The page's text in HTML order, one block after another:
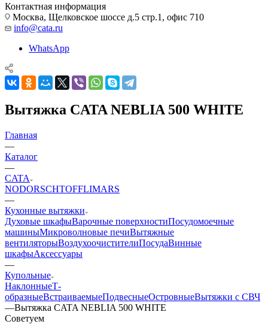
Контактная информация
Москва, Щелковское шоссе д.5 стр.1, офис 710
info@cata.ru
WhatsApp
Вытяжка CATA NEBLIA 500 WHITE
Главная
—
Каталог
—
CATA
NODORSCHTOFFLIMARS
—
Кухонные вытяжки
Духовые шкафыВарочные поверхностиПосудомоечные
машиныМикроволновые печиВытяжные
вентиляторыВоздухоочистителиПосудаВинные
шкафыАксессуары
—
Купольные
НаклонныеТ-
образныеВстраиваемыеПодвесныеОстровныеВытяжки с СВЧ
—Вытяжка CATA NEBLIA 500 WHITE
Советуем